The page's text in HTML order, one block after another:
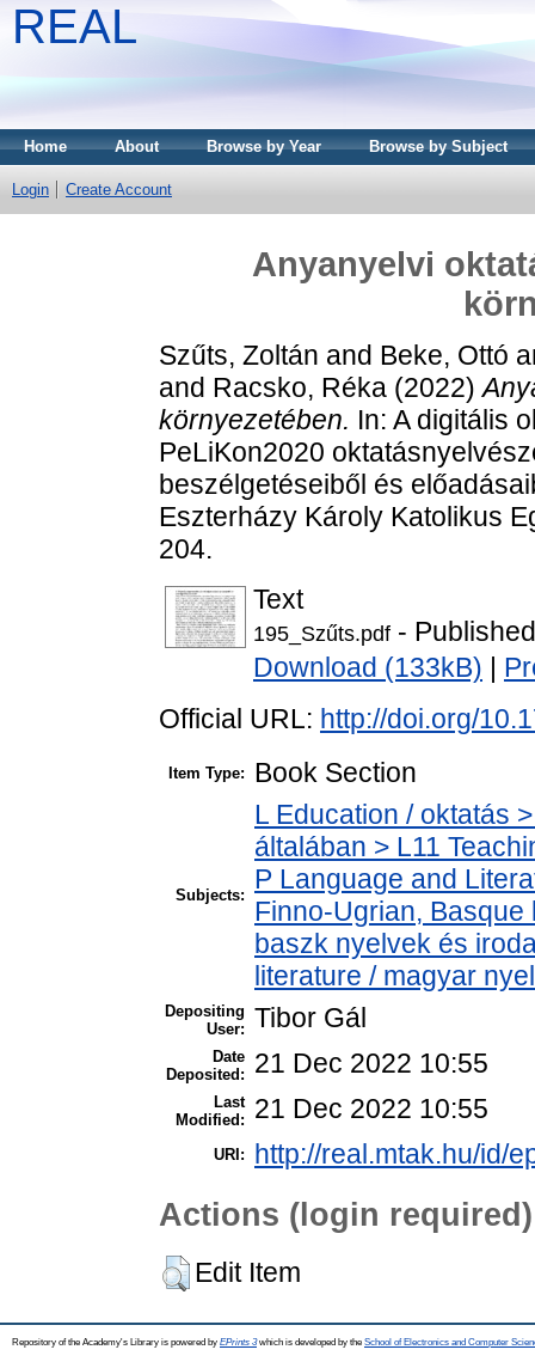
REAL
Home About Browse by Year Browse by Subject
Login Create Account
Anyanyelvi
Szűts, Zoltán and Beke, Ottó
and Racsko, Réka (2022)
környezetében. In: A digitális
PeLiKon2020
beszélgetéseiből és
Eszterházy Károly Katolikus
204.
Text
195_Szűts.pdf -
Download (133kB)
Official URL: http://doi.org/
Item Type: Book Section
Subjects:
L Education / oktatás
általában > L11
P Language and
Finno-Ugrian,
baszk nyelvek és
literature / magyar
Depositing
User: Tibor Gál
Date
Deposited:
21 Dec 2022 10:55
Last
Modified:
21 Dec 2022 10:55
URI: http://real.mtak.hu/id/
Actions (login required)
Edit Item
Repository of the Academy's Library is powered by EPrints 3which is developed by the School of Electronics and Computer